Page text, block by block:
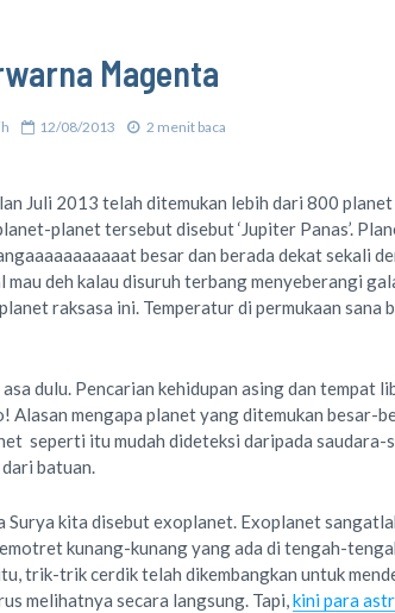
Magenta
12/08/2013 2 menit baca
Juli 2013 telah ditemukan lebih dari 800
planet tersebut disebut ‘Jupiter Panas’.
besar dan berada dekat sekali
mau deh kalau disuruh terbang menyeberangi
raksasa ini. Temperatur di permukaan sana
dulu. Pencarian kehidupan asing dan tempat
Alasan mengapa planet yang ditemukan besar-
seperti itu mudah dideteksi daripada saudara-
batuan.
Surya kita disebut exoplanet. Exoplanet
kunang-kunang yang ada di tengah-
trik-trik cerdik telah dikembangkan untuk
melihatnya secara langsung. Tapi,kini para